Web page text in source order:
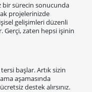
bir sürecin sonucunda
projelerinizde
gelişimleri düzenli
zaten hepsi işinin
başlar. Artık sizin
aşamasında
destek alırsınız.